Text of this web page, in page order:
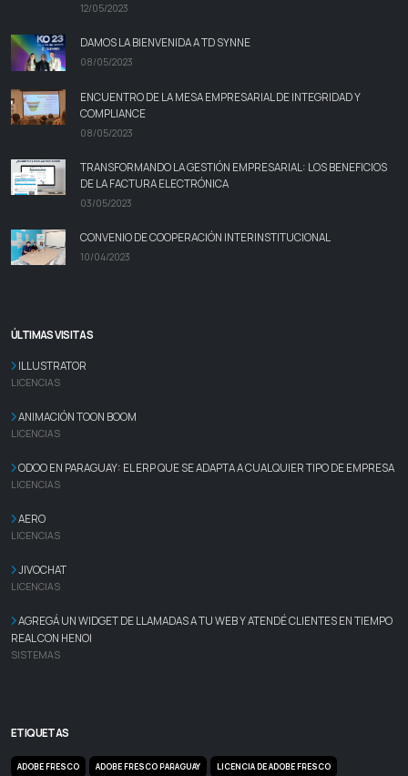
12/05/2023
DAMOS LA BIENVENIDA A TD SYNNE
08/05/2023
ENCUENTRO DE LA MESA EMPRESARIAL DE INTEGRIDAD Y
COMPLIANCE
08/05/2023
TRANSFORMANDO LA GESTIÓN EMPRESARIAL: LOS BENEFICIOS
DE LA FACTURA ELECTRÓNICA
03/05/2023
CONVENIO DE COOPERACIÓN INTERINSTITUCIONAL
10/04/2023
ÚLTIMAS VISITAS
ILLUSTRATOR
LICENCIAS
ANIMACIÓN TOON BOOM
LICENCIAS
ODOO EN PARAGUAY: EL ERP QUE SE ADAPTA A CUALQUIER TIPO DE EMPRESA
LICENCIAS
AERO
LICENCIAS
JIVOCHAT
LICENCIAS
AGREGÁ UN WIDGET DE LLAMADAS A TU WEB Y ATENDÉ CLIENTES EN TIEMPO
REAL CON HENOI
SISTEMAS
ETIQUETAS
ADOBE FRESCO ADOBE FRESCO PARAGUAY LICENCIA DE ADOBE FRESCO